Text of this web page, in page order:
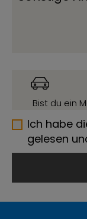
Bist du ein
Ich habe
gelesen